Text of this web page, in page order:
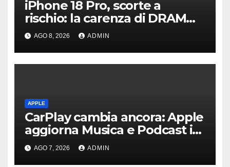
iPhone 18 Pro, scorte a
rischio: la carenza di DRAM
potrebbe far slittare le
consegne
AGO 8, 2026 ADMIN
APPLE
CarPlay cambia ancora: Apple
aggiorna Musica e Podcast in
auto
AGO 7, 2026 ADMIN